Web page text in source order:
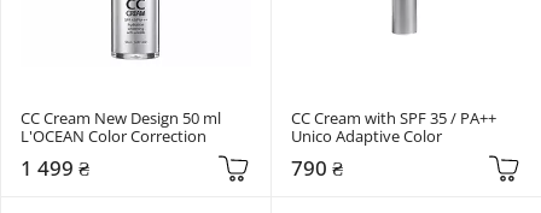
СС Cream New Design 50 ml
L'OCEAN Color Correction
1 499 ₴
СС Cream with SPF 35 / PA++
Unico Adaptive Color
790 ₴